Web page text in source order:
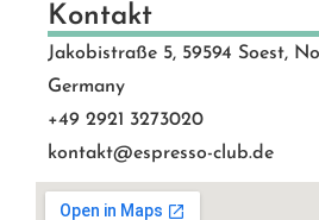
Kontakt
Jakobistraße 5, 59594 Soest,
Germany
+49 2921 3273020
kontakt@espresso-club.de